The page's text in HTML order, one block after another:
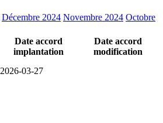
Décembre 2024 Novembre 2024 Octobre
Date accord
implantation
Date accord
modification
2026-03-27